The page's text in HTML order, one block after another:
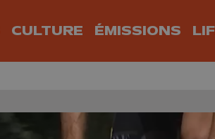
CULTURE ÉMISSIONS